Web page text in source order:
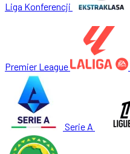
Liga Konferencji
Premier League
Serie A